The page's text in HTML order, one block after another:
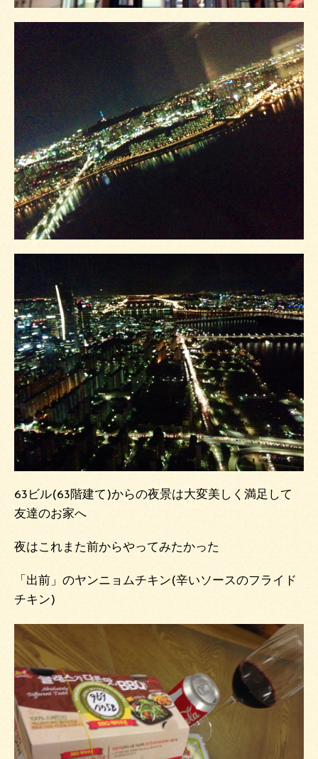
63ビル(63階建て)からの夜景は大変美しく満足して
友達のお家へ
夜はこれまた前からやってみたかった
「出前」のヤンニョムチキン(辛いソースのフライド
チキン)